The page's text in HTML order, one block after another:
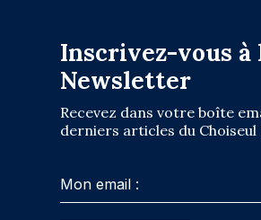
Inscrivez-vous à
Newsletter
Recevez dans votre boîte
derniers articles du Choiseul